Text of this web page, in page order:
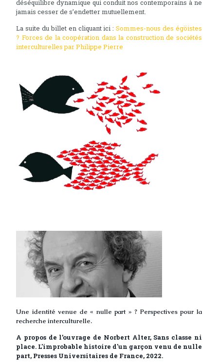
déséquilibre dynamique qui conduit nos contemporains à ne
jamais cesser de s’endetter mutuellement.
La suite du billet en cliquant ici :Sommes-nous des égöistes
? Forces de la coopération dans la construction de sociétés
interculturelles par Philippe Pierre
Une identité venue de « nulle part » ? Perspectives pour la
recherche interculturelle.
A propos de l’ouvrage de Norbert Alter, Sans classe ni
place. L'improbable histoire d'un garçon venu de nulle
part, Presses Universitaires de France, 2022.